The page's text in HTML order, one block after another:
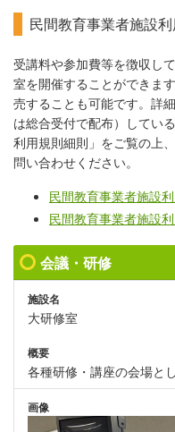
民間教育事業者施設
受講料や参加費等を徴収し
室を開催することができま
売することも可能です。詳
は総合受付で配布）してい
利用規則細則」をご覧の上
問い合わせください。
民間教育事業者施設
民間教育事業者施設
会議・研修
施設名
大研修室
概要
各種研修・講座の会場と
画像